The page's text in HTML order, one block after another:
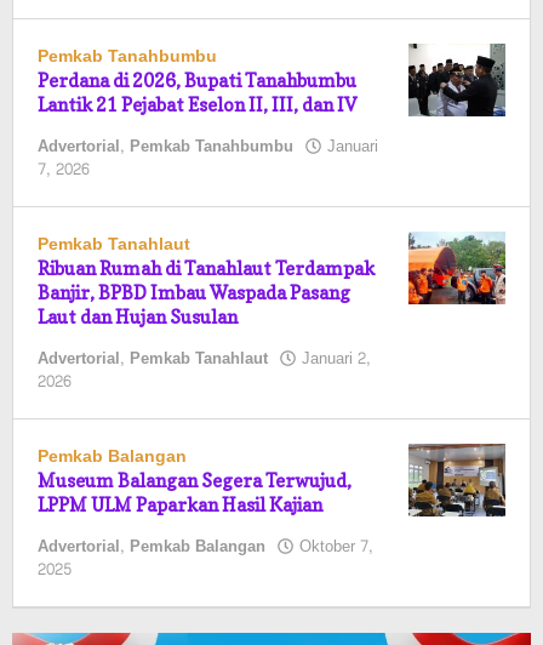
Pemkab Tanahbumbu
Perdana di 2026, Bupati Tanahbumbu
Lantik 21 Pejabat Eselon II, III, dan IV
Advertorial, Pemkab Tanahbumbu Januari
7, 2026
Pemkab Tanahlaut
Ribuan Rumah di Tanahlaut Terdampak
Banjir, BPBD Imbau Waspada Pasang
Laut dan Hujan Susulan
Advertorial, Pemkab Tanahlaut Januari 2,
2026
Pemkab Balangan
Museum Balangan Segera Terwujud,
LPPM ULM Paparkan Hasil Kajian
Advertorial, Pemkab Balangan Oktober 7,
2025